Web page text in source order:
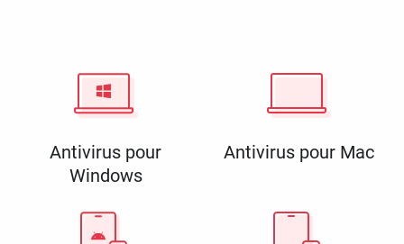
Antivirus pour
Windows
Antivirus pour Mac